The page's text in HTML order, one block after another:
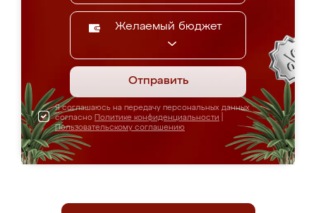
Желаемый бюджет
Отправить
Я соглашаюсь на передачу персональных данных
согласно Политике конфиденциальности
Пользовательскому соглашению